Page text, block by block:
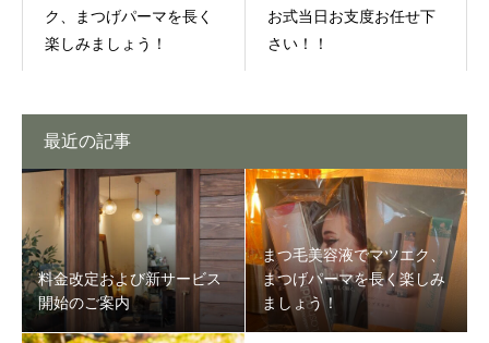
ク、まつげパーマを長く
楽しみましょう！
お式当日お支度お任せ下
さい！！
最近の記事
料金改定および新サービス
開始のご案内
まつ毛美容液でマツエク、
まつげパーマを長く楽しみ
ましょう！